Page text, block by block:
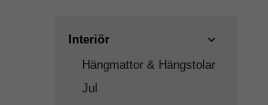
Interiör
Hängmattor & Hängstolar
Jul